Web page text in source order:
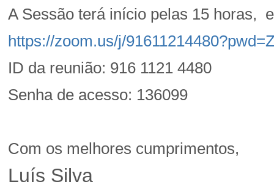
A Sessão terá início pelas 15 horas,
https://zoom.us/j/
ID da reunião: 916 1121 4480
Senha de acesso: 136099
Com os melhores cumprimentos,
Luís Silva